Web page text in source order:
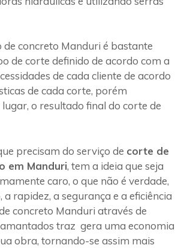
de concreto Manduri é bastante
de corte definido de acordo com a
de cada cliente de acordo
de cada corte, porém
o resultado final do corte de
precisam do serviço de corte de
em Manduri, tem a ideia que seja
caro, o que não é verdade,
a rapidez, a segurança e a eficiência
concreto Manduri através de
traz gera uma economia
obra, tornando-se assim mais